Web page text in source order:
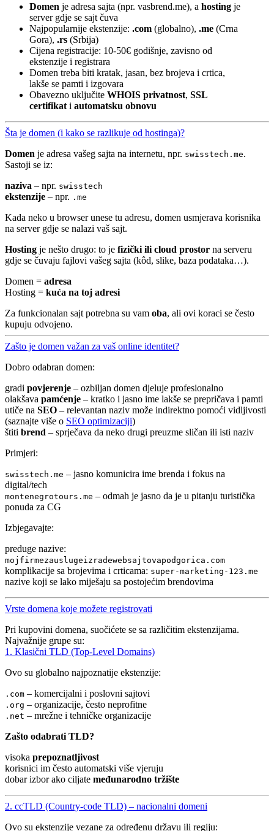
Domen je adresa sajta (npr. vasbrend.me), a hosting je
server gdje se sajt čuva
Najpopularnije ekstenzije: .com (globalno), .me (Crna
Gora), .rs (Srbija)
Cijena registracije: 10-50€ godišnje, zavisno od
ekstenzije i registrara
Domen treba biti kratak, jasan, bez brojeva i crtica,
lakše se pamti i izgovara
Obavezno uključite WHOIS privatnost, SSL
certifikat i automatsku obnovu
Šta je domen (i kako se razlikuje od hostinga)?
Domen je adresa vašeg sajta na internetu, npr. swisstech.me.
Sastoji se iz:
naziva – npr. swisstech
ekstenzije – npr. .me
Kada neko u browser unese tu adresu, domen usmjerava korisnika
na server gdje se nalazi vaš sajt.
Hosting je nešto drugo: to je fizički ili cloud prostor na serveru
gdje se čuvaju fajlovi vašeg sajta (kôd, slike, baza podataka…).
Domen = adresa
Hosting = kuća na toj adresi
Za funkcionalan sajt potrebna su vam oba, ali ovi koraci se često
kupuju odvojeno.
Zašto je domen važan za vaš online identitet?
Dobro odabran domen:
gradi povjerenje – ozbiljan domen djeluje profesionalno
olakšava pamćenje – kratko i jasno ime lakše se prepričava i pamti
utiče na SEO – relevantan naziv može indirektno pomoći vidljivosti
(saznajte više o SEO optimizaciji)
štiti brend – sprječava da neko drugi preuzme sličan ili isti naziv
Primjeri:
swisstech.me – jasno komunicira ime brenda i fokus na
digital/tech
montenegrotours.me – odmah je jasno da je u pitanju turistička
ponuda za CG
Izbjegavajte:
preduge nazive:
mojfirmezauslugeizradewebsajtovapodgorica.com
komplikacije sa brojevima i crticama: super-marketing-123.me
nazive koji se lako miješaju sa postojećim brendovima
Vrste domena koje možete registrovati
Pri kupovini domena, suočićete se sa različitim ekstenzijama.
Najvažnije grupe su:
1. Klasični TLD (Top-Level Domains)
Ovo su globalno najpoznatije ekstenzije:
.com – komercijalni i poslovni sajtovi
.org – organizacije, često neprofitne
.net – mrežne i tehničke organizacije
Zašto odabrati TLD?
visoka prepoznatljivost
korisnici im često automatski više vjeruju
dobar izbor ako ciljate međunarodno tržište
2. ccTLD (Country-code TLD) – nacionalni domeni
Ovo su ekstenzije vezane za određenu državu ili regiju: